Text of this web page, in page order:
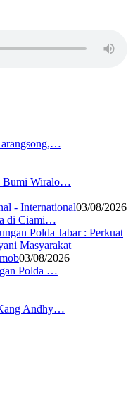
Bumi Wiralo…
- International03/08/2026
di Ciami…
03/08/2026
Polda …
Andhy…